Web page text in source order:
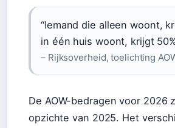
“Iemand die alleen woont,
in één huis woont, krijgt
– Rijksoverheid, toelichting
De AOW-bedragen voor
opzichte van 2025. Het